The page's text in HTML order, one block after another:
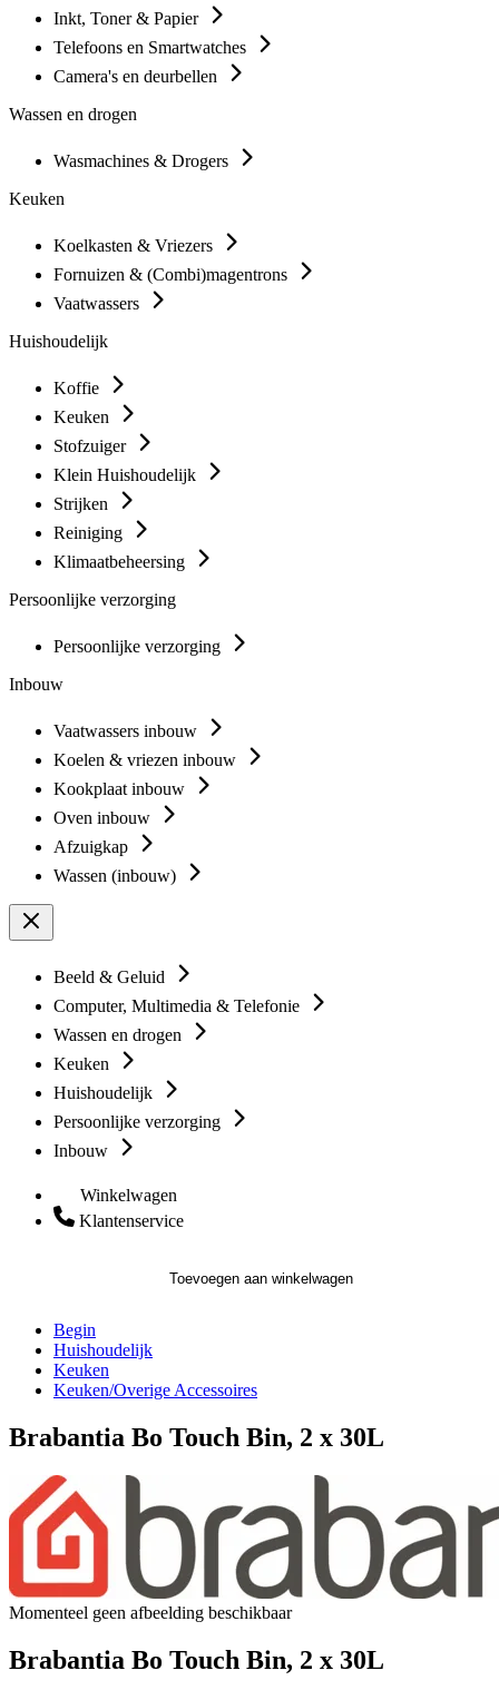
Inkt, Toner & Papier
Telefoons en Smartwatches
Camera's en deurbellen
Wassen en drogen
Wasmachines & Drogers
Keuken
Koelkasten & Vriezers
Fornuizen & (Combi)magentrons
Vaatwassers
Huishoudelijk
Koffie
Keuken
Stofzuiger
Klein Huishoudelijk
Strijken
Reiniging
Klimaatbeheersing
Persoonlijke verzorging
Persoonlijke verzorging
Inbouw
Vaatwassers inbouw
Koelen & vriezen inbouw
Kookplaat inbouw
Oven inbouw
Afzuigkap
Wassen (inbouw)
Beeld & Geluid
Computer, Multimedia & Telefonie
Wassen en drogen
Keuken
Huishoudelijk
Persoonlijke verzorging
Inbouw
Winkelwagen
Klantenservice
Toevoegen aan winkelwagen
Begin
Huishoudelijk
Keuken
Keuken/Overige Accessoires
Brabantia Bo Touch Bin, 2 x 30L
Momenteel geen afbeelding beschikbaar
Brabantia Bo Touch Bin, 2 x 30L